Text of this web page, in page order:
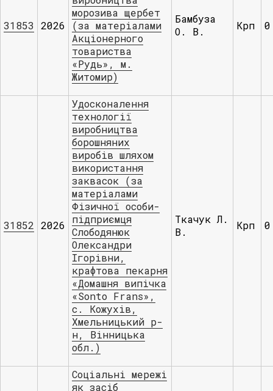
31853 2026
морозива щербет
(за матеріалами
Акціонерного
товариства
«Рудь», м.
Житомир)
Бамбуза
О. В.
Крп 0
31852 2026
Удосконалення
технології
виробництва
борошняних
виробів шляхом
використання
заквасок (за
матеріалами
Фізичної особи-
підприємця
Слободянюк
Олександри
Ігорівни,
крафтова пекарня
«Домашня випічка
«Sonto Frans»,
с. Кожухів,
Хмельницький р-
н, Вінницька
обл.)
Ткачук Л.
В.
Крп 0
Соціальні мережі
як засіб